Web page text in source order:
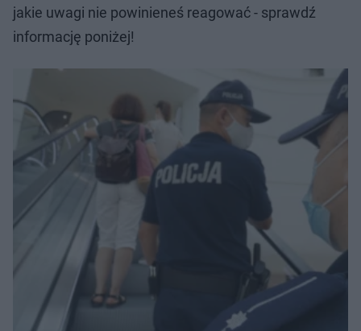
jakie uwagi nie powinieneś reagować - sprawdź
informację poniżej!